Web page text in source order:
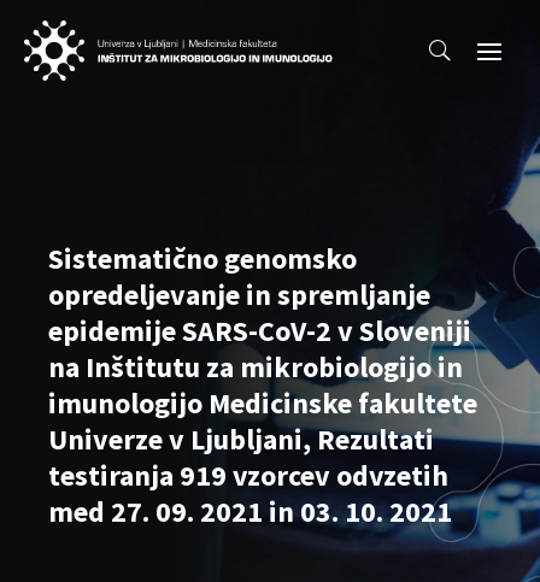
Sistematično genomsko
opredeljevanje in spremljanje
epidemije SARS-CoV-2 v Sloveniji
na Inštitutu za mikrobiologijo in
imunologijo Medicinske fakultete
Univerze v Ljubljani, Rezultati
testiranja 919 vzorcev odvzetih
med 27. 09. 2021 in 03. 10. 2021